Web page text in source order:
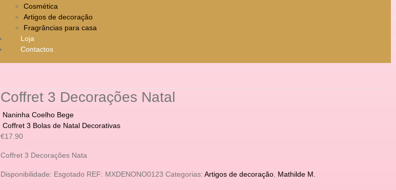
Cosmética
Artigos de decoração
Fragrâncias para casa
Loja
Contactos
Coffret 3 Decorações Natal
Naninha Coelho Bege
Coffret 3 Bolas de Natal Decorativas
€17.90
Coffret 3 Decorações Nata
Disponibilidade: Esgotado REF: MXDENONO0123 Categorias: Artigos de decoração, Mathilde M.